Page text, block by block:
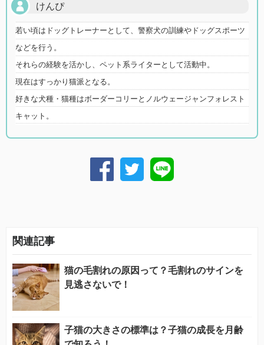
けんぴ
若い頃はドッグトレーナーとして、警察犬の訓練やドッグスポーツ
などを行う。
それらの経験を活かし、ペット系ライターとして活動中。
現在はすっかり猫派となる。
好きな犬種・猫種はボーダーコリーとノルウェージャンフォレスト
キャット。
関連記事
猫の毛割れの原因って？毛割れのサインを
見逃さないで！
子猫の大きさの標準は？子猫の成長を月齢